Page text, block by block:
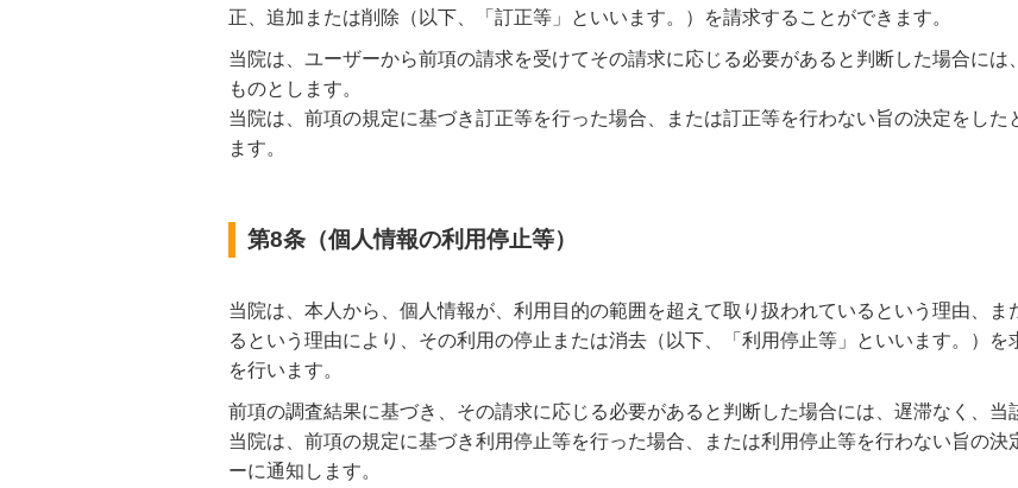
正、追加または削除（以下、「訂正等」といいます。）を請求することができます。
当院は、ユーザーから前項の請求を受けてその請求に応じる必要があると判断した場合には
ものとします。
当院は、前項の規定に基づき訂正等を行った場合、または訂正等を行わない旨の決定をし
ます。
第8条（個人情報の利用停止等）
当院は、本人から、個人情報が、利用目的の範囲を超えて取り扱われているという理由、
るという理由により、その利用の停止または消去（以下、「利用停止等」といいます。）
を行います。
前項の調査結果に基づき、その請求に応じる必要があると判断した場合には、遅滞なく、当
当院は、前項の規定に基づき利用停止等を行った場合、または利用停止等を行わない旨の
ーに通知します。